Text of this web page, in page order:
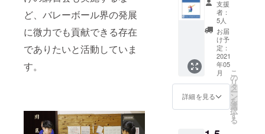
ど、バレーボール界の発展
に微力でも貢献できる存在
でありたいと活動していま
す。
でもそれに
歯止めをか
け、バレー
ボールの面
白さを学ん
でもらえれ
ばと思って
では指導者
ミー
（TVA
）オリ
ジナ
ル、ス
パイク
シル
エット
入りハ
ンドタ
オル１
枚
支援
者：
5人
お届
け予
定：
2021
年05
月
詳細を見る
こ
の
リ
タ
ー
ン
を
選
択
す
る